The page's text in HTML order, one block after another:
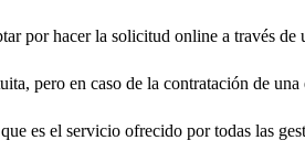
por hacer la solicitud online a través de
pero en caso de la contratación de
es el servicio ofrecido por todas las